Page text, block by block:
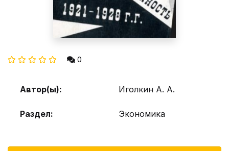
0
Автор(ы): Иголкин А. А.
Раздел: Экономика